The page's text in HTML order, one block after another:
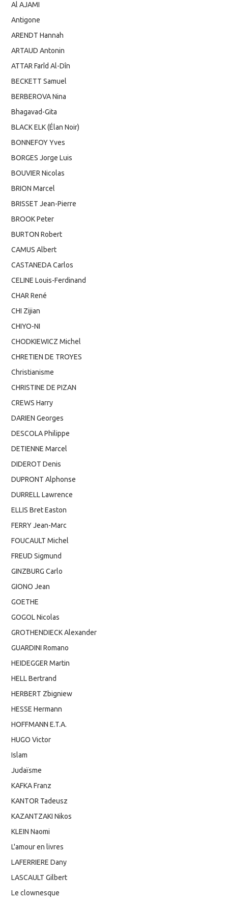
Al AJAMI
Antigone
ARENDT Hannah
ARTAUD Antonin
ATTAR Farîd Al-Dîn
BECKETT Samuel
BERBEROVA Nina
Bhagavad-Gita
BLACK ELK (Élan Noir)
BONNEFOY Yves
BORGES Jorge Luis
BOUVIER Nicolas
BRION Marcel
BRISSET Jean-Pierre
BROOK Peter
BURTON Robert
CAMUS Albert
CASTANEDA Carlos
CELINE Louis-Ferdinand
CHAR René
CHI Zijian
CHIYO-NI
CHODKIEWICZ Michel
CHRETIEN DE TROYES
Christianisme
CHRISTINE DE PIZAN
CREWS Harry
DARIEN Georges
DESCOLA Philippe
DETIENNE Marcel
DIDEROT Denis
DUPRONT Alphonse
DURRELL Lawrence
ELLIS Bret Easton
FERRY Jean-Marc
FOUCAULT Michel
FREUD Sigmund
GINZBURG Carlo
GIONO Jean
GOETHE
GOGOL Nicolas
GROTHENDIECK Alexander
GUARDINI Romano
HEIDEGGER Martin
HELL Bertrand
HERBERT Zbigniew
HESSE Hermann
HOFFMANN E.T.A.
HUGO Victor
Islam
Judaïsme
KAFKA Franz
KANTOR Tadeusz
KAZANTZAKI Nikos
KLEIN Naomi
L'amour en livres
LAFERRIERE Dany
LASCAULT Gilbert
Le clownesque